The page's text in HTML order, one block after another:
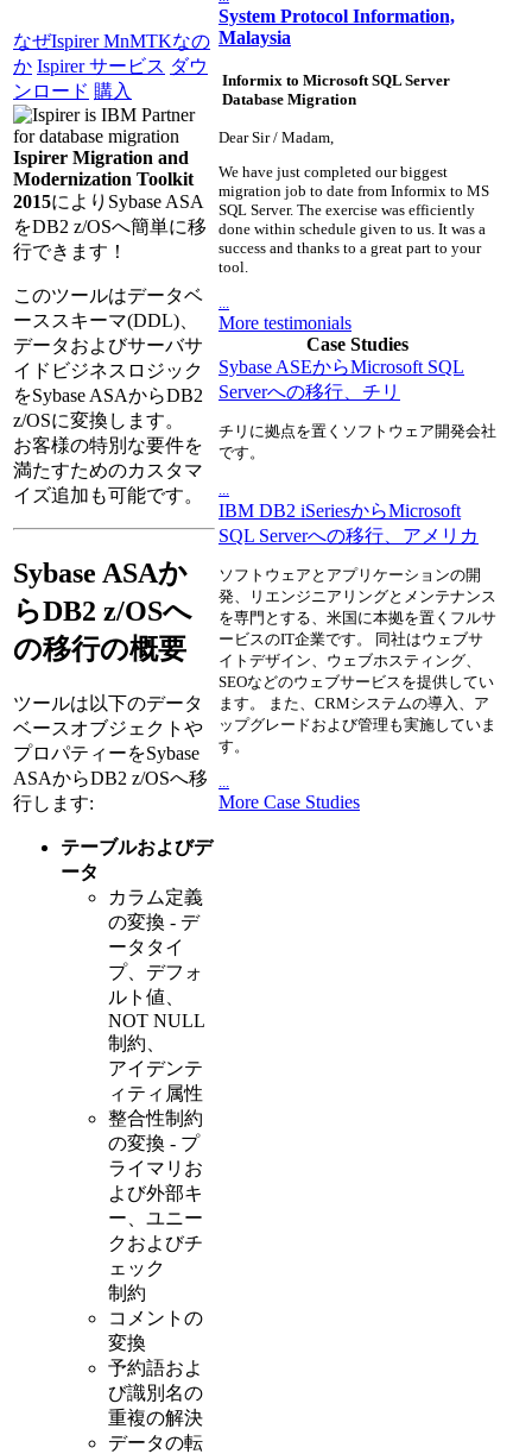
なぜIspirer MnMTKなの
か Ispirer サービス ダウ
ンロード 購入
Ispirer Migration and
Modernization Toolkit
2015によりSybase ASA
をDB2 z/OSへ簡単に移
行できます！
このツールはデータベ
ーススキーマ(DDL)、
データおよびサーバサ
イドビジネスロジック
をSybase ASAからDB2
z/OSに変換します。
お客様の特別な要件を
満たすためのカスタマ
イズ追加も可能です。
Sybase ASAか
らDB2 z/OSへ
の移行の概要
ツールは以下のデータ
ベースオブジェクトや
プロパティーをSybase
ASAからDB2 z/OSへ移
行します:
テーブルおよびデ
ータ
カラム定義
の変換 - デ
ータタイ
プ、デフォ
ルト値、
NOT NULL
制約、
アイデンテ
ィティ属性
整合性制約
の変換 - プ
ライマリお
よび外部キ
ー、ユニー
クおよびチ
ェック
制約
コメントの
変換
予約語およ
び識別名の
重複の解決
データの転
System Protocol Information,
Malaysia
Informix to Microsoft SQL Server
Database Migration
Dear Sir / Madam,
We have just completed our biggest
migration job to date from Informix to MS
SQL Server. The exercise was efficiently
done within schedule given to us. It was a
success and thanks to a great part to your
tool.
More testimonials
Case Studies
Sybase ASEからMicrosoft SQL
Serverへの移行、チリ
チリに拠点を置くソフトウェア開発会社
です。
IBM DB2 iSeriesからMicrosoft
SQL Serverへの移行、アメリカ
ソフトウェアとアプリケーションの開
発、リエンジニアリングとメンテナンス
を専門とする、米国に本拠を置くフルサ
ービスのIT企業です。 同社はウェブサ
イトデザイン、ウェブホスティング、
SEOなどのウェブサービスを提供してい
ます。 また、CRMシステムの導入、ア
ップグレードおよび管理も実施していま
す。
...
More Case Studies